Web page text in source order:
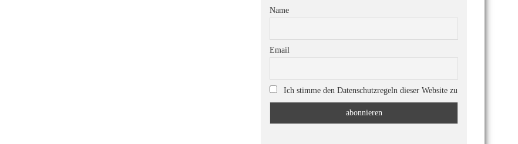
Name
Email
Ich stimme den Datenschutzregeln dieser Website zu